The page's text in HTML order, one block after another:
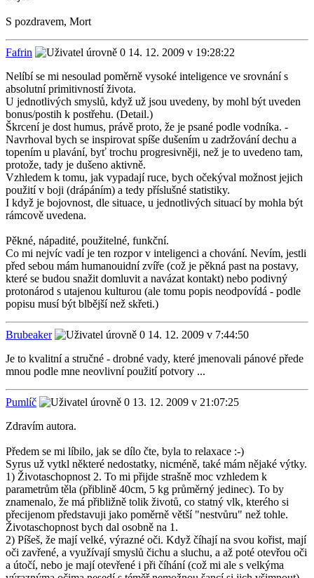
S pozdravem, Mort
Fafrin
14. 12. 2009 v 19:28:22
Nelíbí se mi nesoulad poměrně vysoké inteligence ve srovnání s
absolutní primitivností života.
U jednotlivých smyslů, když už jsou uvedeny, by mohl být uveden
bonus/postih k postřehu. (Detail.)
Škrcení je dost humus, právě proto, že je psané podle vodníka. -
Navrhoval bych se inspirovat spíše dušením u zadržování dechu a
topením u plavání, byť trochu progresivněji, než je to uvedeno tam,
protože, tady je dušeno aktivně.
Vzhledem k tomu, jak vypadají ruce, bych očekýval možnost jejich
použití v boji (drápáním) a tedy příslušné statistiky.
I když je bojovnost, dle situace, u jednotlivých situací by mohla být
rámcově uvedena.
Pěkné, nápadité, použitelné, funkční.
Co mi nejvíc vadí je ten rozpor v inteligenci a chování. Nevím, jestli
před sebou mám humanouidní zvíře (což je pěkná past na postavy,
které se budou snažit domluvit a navázat kontakt) nebo podivný
protonárod s utajenou kulturou (ale tomu popis neodpovídá - podle
popisu musí být blbější než skřeti.)
Brubeaker
14. 12. 2009 v 7:44:50
Je to kvalitní a stručné - drobné vady, které jmenovali pánové přede
mnou podle mne neovlivní použití potvory ...
Pumlíč
13. 12. 2009 v 21:07:25
Zdravím autora.
Předem se mi líbilo, jak se dílo čte, byla to relaxace :-)
Syrus už vytkl některé nedostatky, nicméně, také mám nějaké výtky.
1) Životaschopnost 2. To mi přijde strašně moc vzhledem k
parametrům těla (přiblině 40cm, 5 kg průměrný jedinec). To by
znamenalo, že má přibližně tolik životů, co statný vlk, kterého si
přecijenom představuji jako poměrně větší "nestvůru" než tohle.
Životaschopnost bych dal osobně na 1.
2) Píšeš, že mají velké, výrazné oči. Když číhají na svou kořist, mají
oči zavřené, a využívají smyslů čichu a sluchu, a až poté otevřou oči
a útočí, nebo je mají otevřené i při číhání (což mi ale s velkýma